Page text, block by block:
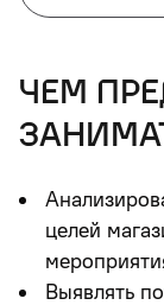
чем
целей
Выявлять